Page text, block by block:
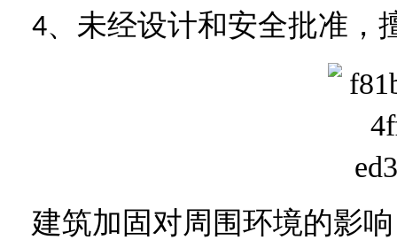
4、未经设计和安全批准，
建筑加固对周围环境的影响